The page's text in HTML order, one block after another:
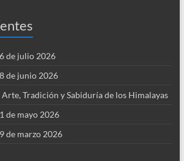
de julio 2026
de junio 2026
Tradición y Sabiduría de los Himalayas
de mayo 2026
de marzo 2026